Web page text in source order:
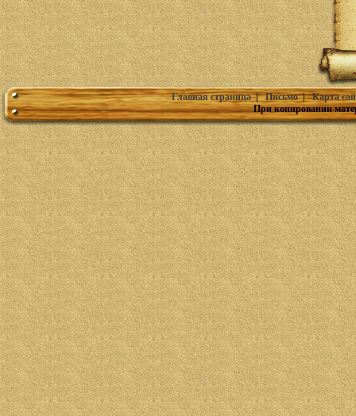
Главная страница|Письмо|Карта
При копировании